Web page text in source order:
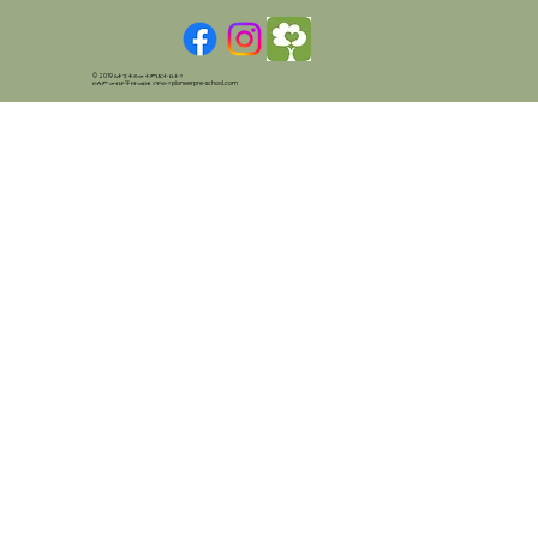
© 2019 አቅኚ ቅድመ ትምህርት ቤት።
ሁሉም መብቶች የተጠበቁ ናቸው።pioneerpre-school.com